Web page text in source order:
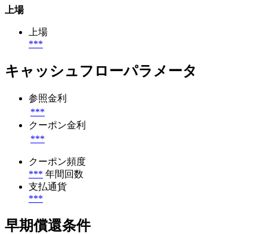
上場
上場
***
キャッシュフローパラメータ
参照金利
***
クーポン金利
***
クーポン頻度
*** 年間回数
支払通貨
***
早期償還条件